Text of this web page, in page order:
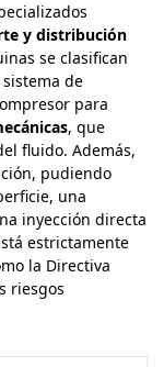
y distribución
se clasifican
de
para
, que
fluido. Además,
pudiendo
una
inyección directa
estrictamente
la Directiva
riesgos